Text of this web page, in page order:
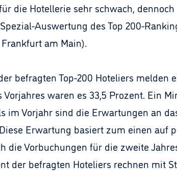
die Hotellerie sehr schwach,
Auswertung des Top 200-
am Main).
befragten Top-200 Hoteliers melden
waren es 33,5 Prozent. Ein
im Vorjahr sind die Erwartungen an
Erwartung basiert zum einen auf
die Vorbuchungen für die zweite
der befragten Hoteliers rechnen mit